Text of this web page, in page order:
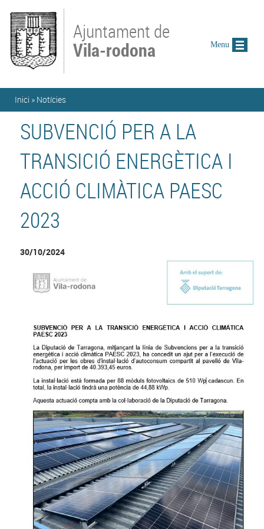
Ajuntament de
Vila-rodona
Esteu aquí
Inici » Notícies
SUBVENCIÓ PER A LA
TRANSICIÓ ENERGÈTICA I
ACCIÓ CLIMÀTICA PAESC
2023
30/10/2024
Menu